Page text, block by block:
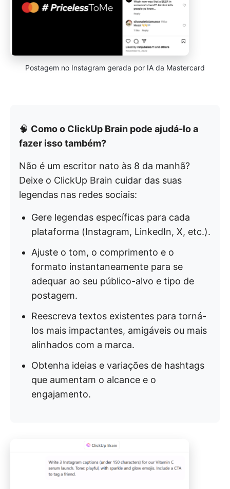
Postagem no Instagram gerada por IA da Mastercard
🧠 Como o ClickUp Brain pode ajudá-lo a
fazer isso também?
Não é um escritor nato às 8 da manhã?
Deixe o ClickUp Brain cuidar das suas
legendas nas redes sociais:
Gere legendas específicas para cada
plataforma (Instagram, LinkedIn, X, etc.).
Ajuste o tom, o comprimento e o
formato instantaneamente para se
adequar ao seu público-alvo e tipo de
postagem.
Reescreva textos existentes para torná-
los mais impactantes, amigáveis ou mais
alinhados com a marca.
Obtenha ideias e variações de hashtags
que aumentam o alcance e o
engajamento.